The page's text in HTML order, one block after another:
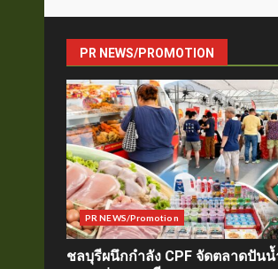
PR NEWS/PROMOTION
PR NEWS/Promotion
ชลบุรีผนึกกำลัง CPF จัดตลาดปัน